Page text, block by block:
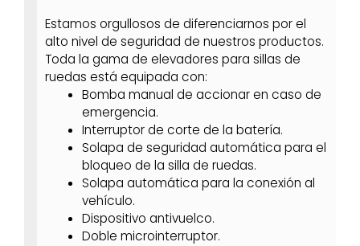
Estamos orgullosos de diferenciarnos por el
alto nivel de seguridad de nuestros productos.
Toda la gama de elevadores para sillas de
ruedas está equipada con:
Bomba manual de accionar en caso de
emergencia.
Interruptor de corte de la batería.
Solapa de seguridad automática para el
bloqueo de la silla de ruedas.
Solapa automática para la conexión al
vehículo.
Dispositivo antivuelco.
Doble microinterruptor.